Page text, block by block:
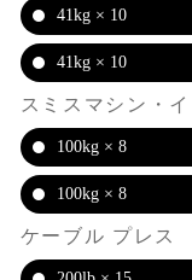
41kg × 10
41kg × 10
スミスマシン・
100kg × 8
100kg × 8
ケーブル プレス